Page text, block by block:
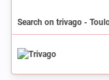
Search on trivago -